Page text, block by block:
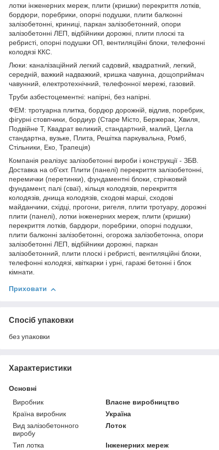
лотки інженерних мереж, плити (кришки) перекриття лотків,
бордюри, поребрики, опорні подушки, плити балконні
залізобетонні, криниці, паркан залізобетонний, опори
залізобетонні ЛЕП, відбійники дорожні, плити плоскі та
ребристі, опорні подушки ОП, вентиляційні блоки, телефонні
колодязі ККС.
Люки: каналізаційний легкий садовий, квадратний, легкий,
середній, важкий надважкий, кришка чавунна, дощоприймач
чавунний, електротехнічний, телефонної мережі, газовий.
Труби азбестоцементні: напірні, без напірні.
ФЕМ: тротуарна плитка, бордюр дорожній, відлив, поребрик,
фігурні стовпчики, бордиур (Старе Місто, Бержерак, Хвиля,
Подвійне Т, Квадрат великий, стандартний, малий, Цегла
стандартна, вузьке, Плита, Решітка паркувальна, Ромб,
Стільники, Еко, Трапеція)
Компанія реалізує залізобетонні вироби і конструкції - ЗБВ.
Доставка на об'єкт. Плити (панелі) перекриття залізобетонні,
перемички (перетинки), фундаментні блоки, стрічковий
фундамент, палі (сваї), кільця колодязів, перекриття
колодязів, днища колодязів, сходові марші, сходові
майданчики, східці, прогони, ригеля, плити тротуару, дорожні
плити (панелі), лотки інженерних мереж, плити (кришки)
перекриття лотків, бардюри, поребрики, опорні подушки,
плити балконні залізобетонні, огорожа залізобетонна, опори
залізобетонні ЛЕП, відбійники дорожні, паркан
залізобетонний, плити плоскі і ребристі, вентиляційні блоки,
телефонні колодязі, квіткарки і урні, гаражі бетонні і блок
кімнати.
Приховати
Спосіб упаковки
без упаковки
Характеристики
Основні
Виробник
Власне виробництво
Країна виробник
Україна
Вид залізобетонного
виробу
Лоток
Тип лотка
Інженерних мереж